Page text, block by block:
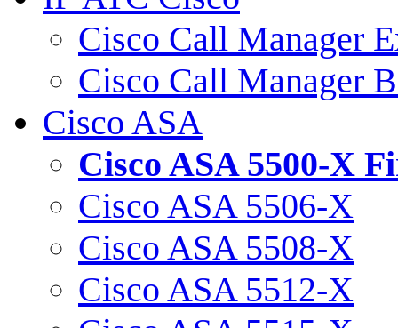
Cisco Call Manager
Cisco Call Manager
Cisco ASA
Cisco ASA 5500-X
Cisco ASA 5506-X
Cisco ASA 5508-X
Cisco ASA 5512-X